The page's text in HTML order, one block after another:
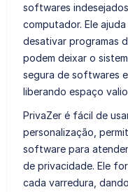
softwares
computador. Ele
desativar programas
podem deixar o
segura de softwares
liberando espaço
PrivaZer é fácil de
personalização,
software para
de privacidade. Ele
cada varredura,